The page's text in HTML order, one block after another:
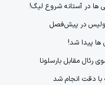
ها در آستانه شروع لیگ!
در پیش‌فصل
پیدا شد!
رئال مقابل بارسلونا
با دقت انجام شد